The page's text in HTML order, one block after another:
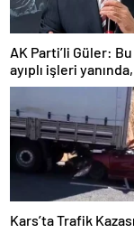
AK Parti’li Güler:
ayıplı işleri yanında,
ak, bir leke bile yok
diyor
Kars’ta Trafik